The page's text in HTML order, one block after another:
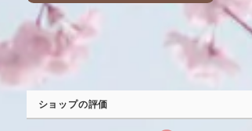
ショップの評価